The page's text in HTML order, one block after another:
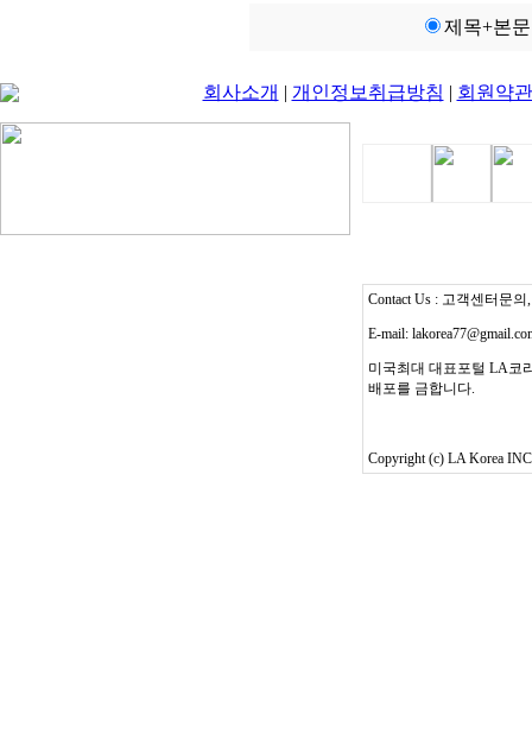
제목+본문
회사소개 | 개인정보취급방침 | 회원약관
Contact Us : 고객센터문의
E-mail:
미국최대 대표포털 LA코
배포를 금합니다.
Copyright (c) LA Korea